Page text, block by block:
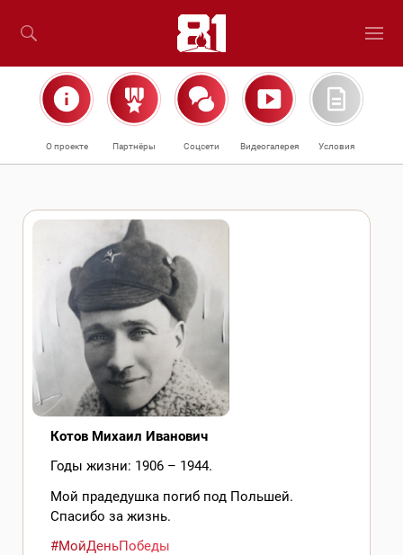
О проекте Партнёры Соцсети Видеогалерея Условия
Котов Михаил Иванович
Годы жизни: 1906 – 1944.
Мой прадедушка погиб под Польшей.
Спасибо за жизнь.
#МойДеньПобеды